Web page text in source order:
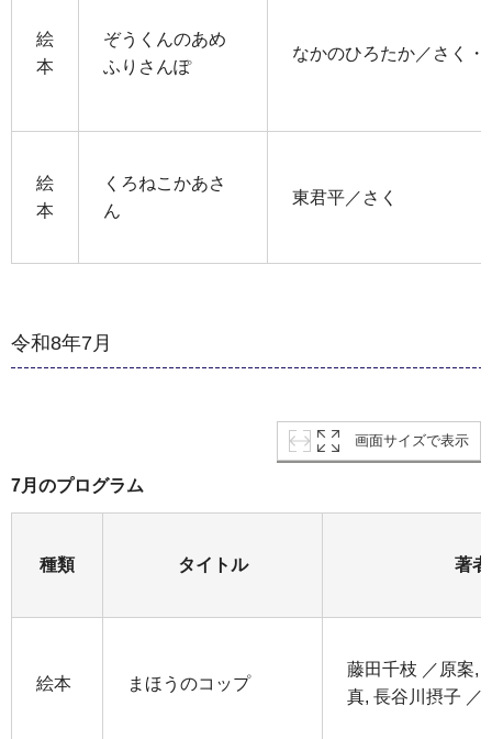
絵
本
ぞうくんのあめ
ふりさんぽ
なかのひろたか／さく・
絵
本
くろねこかあさ
ん
東君平／さく
令和8年7月
画面サイズで表示
7月のプログラム
種類 タイトル 著者
絵本 まほうのコップ
藤田千枝 ／原案,
真, 長谷川摂子 ／